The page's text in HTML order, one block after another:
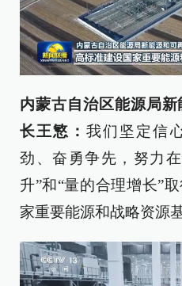
内蒙古自治区能源局
长王慜：我们坚定信
劲、奋勇争先，努力
升”和“量的合理增长”
家重要能源和战略资源基